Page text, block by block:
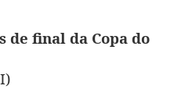
de final da Copa do